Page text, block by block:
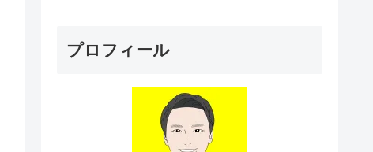
プロフィール